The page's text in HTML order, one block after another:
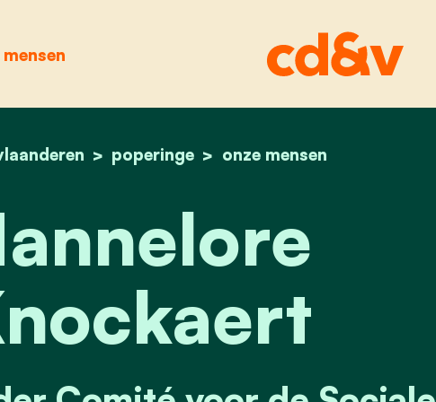
home
poperinge onze mensen
hannelore knockaert